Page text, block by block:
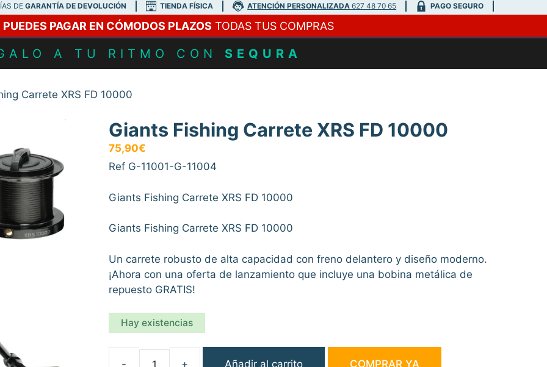
DEGARANTÍA DE DEVOLUCIÓN TIENDA FÍSICA ATENCIÓN PERSONALIZADA 627 48 70 65 PAGO SEGURO
PUEDES PAGAR EN CÓMODOS PLAZOS TODAS TUS COMPRAS
A TU RITMO CON SEQURA
Carrete XRS FD 10000
Giants Fishing Carrete XRS FD 10000
75,90€
Ref G-11001-G-11004
Giants Fishing Carrete XRS FD 10000
Giants Fishing Carrete XRS FD 10000
Un carrete robusto de alta capacidad con freno delantero y diseño moderno.
¡Ahora con una oferta de lanzamiento que incluye una bobina metálica de
repuesto GRATIS!
Hay existencias
Añadir al carrito COMPRAR YA